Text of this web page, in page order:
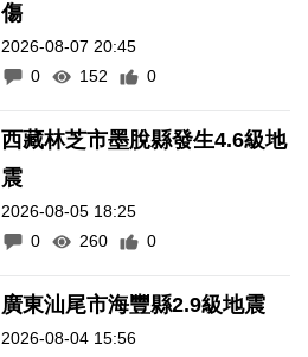
傷
2026-08-07 20:45
0
152 0
西藏林芝市墨脫縣發生4.6級地
震
2026-08-05 18:25
0
260 0
廣東汕尾市海豐縣2.9級地震
2026-08-04 15:56